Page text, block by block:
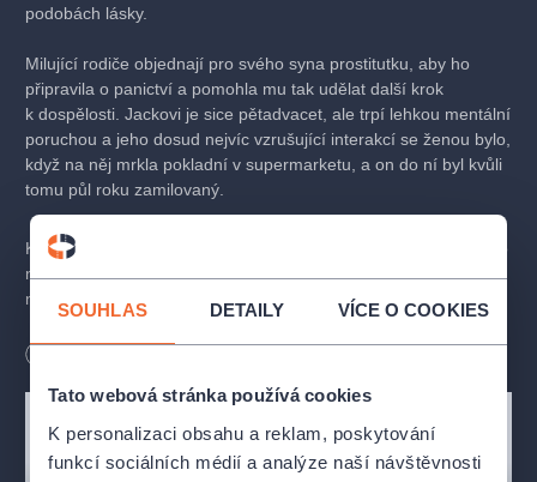
SOUHLAS DETAILY VÍCE O COOKIES
Tato webová stránka používá cookies
K personalizaci obsahu a reklam, poskytování
funkcí sociálních médií a analýze naší návštěvnosti
podobách lásky.
Milující rodiče objednají pro svého syna prostitutku, aby ho
připravila o panictví a pomohla mu tak udělat další krok
k dospělosti. Jackovi je sice pětadvacet, ale trpí lehkou mentální
poruchou a jeho dosud nejvíc vzrušující interakcí se ženou bylo,
když na něj mrkla pokladní v supermarketu, a on do ní byl kvůli
tomu půl roku zamilovaný.
Každý si od Juliiny návštěvy slibuje něco trochu jiného; a nikoho
nenapadne, že by pečlivě plánované dvě hodiny měly nějak
narušit chod celé rodiny...
Máme všichni stejné právo na to být milováni? Máme všichni
Chceme se o své blízké postarat a udělat pro ně to nejlepší,
jsme ale připraveni dát jim svobodu? Je to, co si pro ně
přejeme, to, co skutečně potřebují?
Hra o citlivých tématech, vtipná, dojemná a natolik přímá